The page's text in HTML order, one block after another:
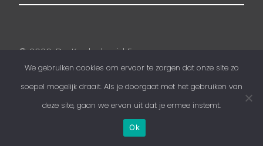
© 2026, De Kachelsmid Emmen
EenWebbawebsite.
We gebruiken cookies om ervoor te zorgen dat onze site zo
soepel mogelijk draait. Als je doorgaat met het gebruiken van
deze site, gaan we ervan uit dat je ermee instemt.
Ok